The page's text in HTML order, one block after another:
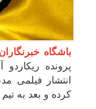
باشگاه
پرونده
انتشار فیلمی
کرده و بعد به